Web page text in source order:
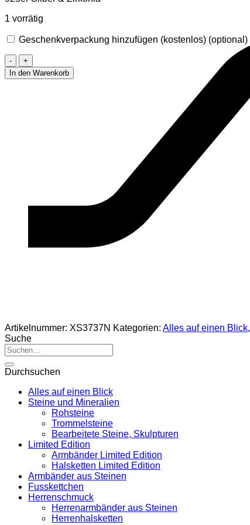
1 vorrätig
Geschenkverpackung hinzufügen (kostenlos) (optional)
Ohrstecker
mit
Zirkonia
In den Warenkorb
Artikelnummer: XS3737N Kategorien: Alles auf einen Blick,
Suche
Suche
nach:
Durchsuchen
Alles auf einen Blick
Steine und Mineralien
Rohsteine
Trommelsteine
Bearbeitete Steine, Skulpturen
Limited Edition
Armbänder Limited Edition
Halsketten Limited Edition
Armbänder aus Steinen
Fusskettchen
Herrenschmuck
Herrenarmbänder aus Steinen
Herrenhalsketten